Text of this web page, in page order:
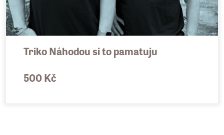
Triko Náhodou si to pamatuju
500 Kč